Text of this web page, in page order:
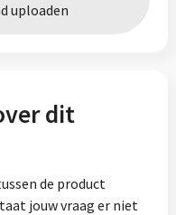
uploaden
dit
de product
jouw vraag er niet